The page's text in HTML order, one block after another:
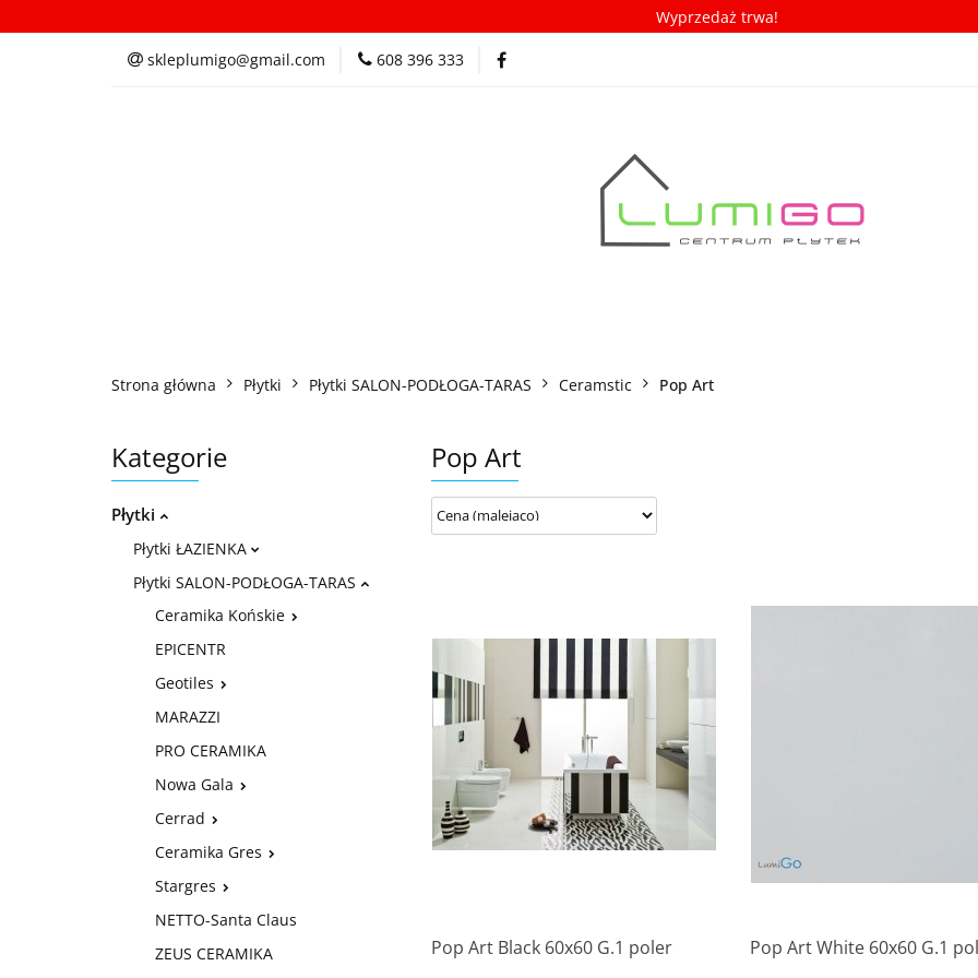
Wyprzedaż trwa!
skleplumigo@gmail.com 608 396 333
Kategorie Inspiracje Porady/ABC płytek Nowości
Strona główna Płytki Płytki SALON-PODŁOGA-TARAS Ceramstic Pop Art
Kategorie
Płytki
Płytki ŁAZIENKA
Płytki SALON-PODŁOGA-TARAS
Ceramika Końskie
EPICENTR
Geotiles
MARAZZI
PRO CERAMIKA
Nowa Gala
Cerrad
Ceramika Gres
Stargres
NETTO-Santa Claus
ZEUS CERAMIKA
Pop Art
Produkt niedostępny
Pop Art Black 60x60 G.1 poler Produkt niedostępny
Pop Art White 60x60 G.1